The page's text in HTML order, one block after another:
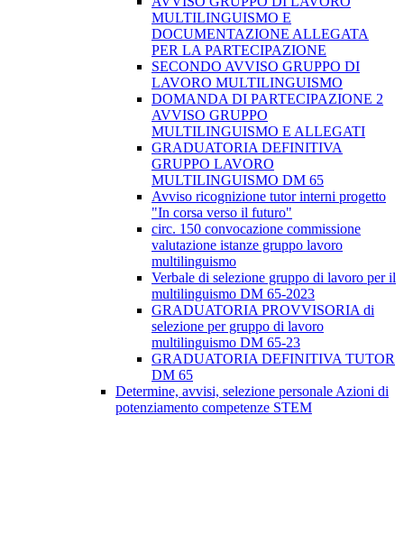
MULTILINGUISMO E
DOCUMENTAZIONE ALLEGATA
PER LA PARTECIPAZIONE
SECONDO AVVISO GRUPPO DI
LAVORO MULTILINGUISMO
DOMANDA DI PARTECIPAZIONE 2
AVVISO GRUPPO
MULTILINGUISMO E ALLEGATI
GRADUATORIA DEFINITIVA
GRUPPO LAVORO
MULTILINGUISMO DM 65
Avviso ricognizione tutor interni progetto
"In corsa verso il futuro"
circ. 150 convocazione commissione
valutazione istanze gruppo lavoro
multilinguismo
Verbale di selezione gruppo di lavoro per il
multilinguismo DM 65-2023
GRADUATORIA PROVVISORIA di
selezione per gruppo di lavoro
multilinguismo DM 65-23
GRADUATORIA DEFINITIVA TUTOR
DM 65
Determine, avvisi, selezione personale Azioni di
potenziamento competenze STEM